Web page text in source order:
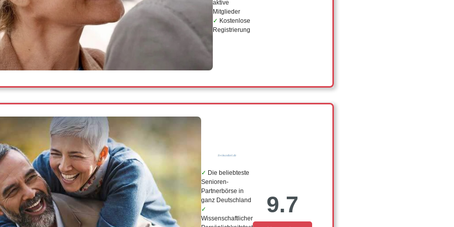
aktive
Mitglieder
Kostenlose
Registrierung
Die beliebteste
Senioren-
Partnerbörse in
ganz Deutschland
Wissenschaftlicher
9.7